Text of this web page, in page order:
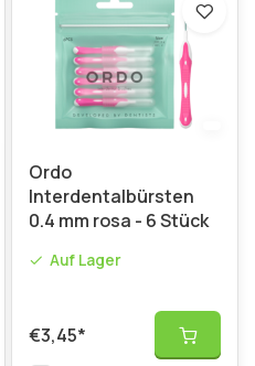
Ordo
Interdentalbürsten
0.4 mm rosa - 6 Stück
Auf Lager
€3,45*